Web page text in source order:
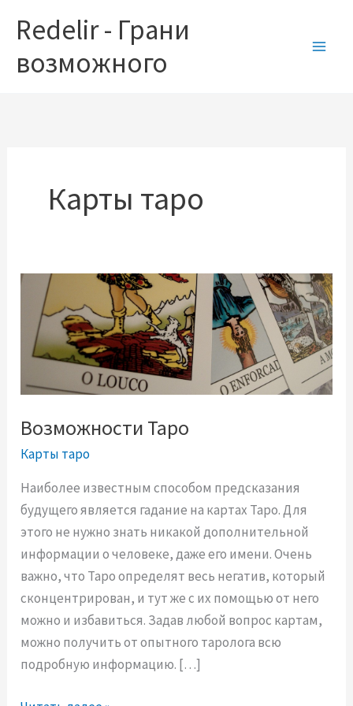
содержимому
Redelir - Грани
возможного
Карты таро
Возможности Таро
Карты таро
Наиболее известным способом предсказания
будущего является гадание на картах Таро. Для
этого не нужно знать никакой дополнительной
информации о человеке, даже его имени. Очень
важно, что Таро определят весь негатив, который
сконцентрирован, и тут же с их помощью от него
можно и избавиться. Задав любой вопрос картам,
можно получить от опытного таролога всю
подробную информацию. […]